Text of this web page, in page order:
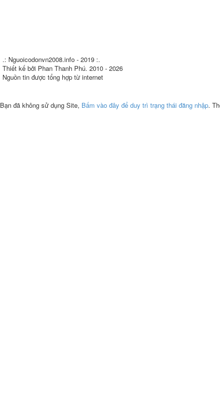
.: Nguoicodonvn2008.info - 2019 :.
Thiết kế bởi Phan Thanh Phú. 2010 - 2026
Nguồn tin được tổng hợp từ internet
Bạn đã không sử dụng Site, Bấm vào đây để duy trì trạng thái đăng nhập.